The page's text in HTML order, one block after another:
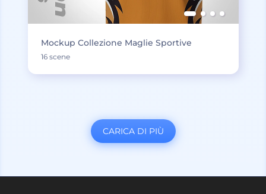
Mockup Collezione Maglie Sportive
16 scene
CARICA DI PIÙ